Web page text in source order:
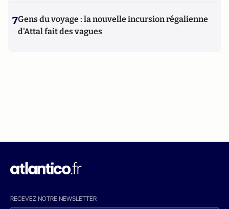
7Gens du voyage : la nouvelle incursion régalienne
d'Attal fait des vagues
RECEVEZ NOTRE NEWSLETTER